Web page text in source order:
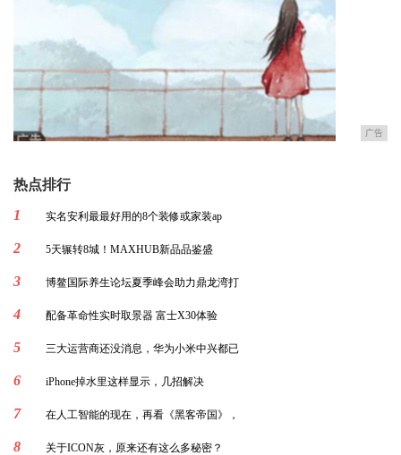
广告
热点排行
1
实名安利最最好用的8个装修或家装ap
2 5天辗转8城！MAXHUB新品品鉴盛
3 博鳌国际养生论坛夏季峰会助力鼎龙湾打
4 配备革命性实时取景器 富士X30体验
5 三大运营商还没消息，华为小米中兴都已
6 iPhone掉水里这样显示，几招解决
7 在人工智能的现在，再看《黑客帝国》，
8 关于ICON灰，原来还有这么多秘密？